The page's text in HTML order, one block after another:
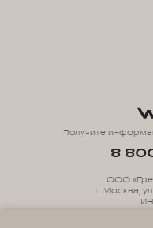
Получите
8
ООО
г. Москва,